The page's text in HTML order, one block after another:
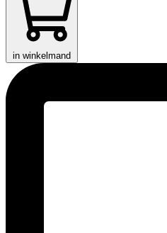
in winkelmand